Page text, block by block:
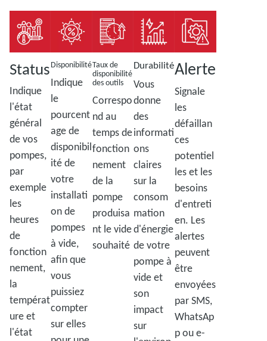
Status
Indique
l'état
général
de vos
pompes,
par
exemple
les
heures
de
fonction
nement,
la
températ
ure et
l'état
Disponibilité
Indique
le
pourcent
age de
disponibil
ité de
votre
installati
on de
pompes
à vide,
afin que
vous
puissiez
compter
sur elles
Taux de
disponibilité
des outils
Correspo
nd au
temps de
fonction
nement
de la
pompe
produisa
nt le vide
souhaité
Durabilité
Vous
donne
des
informati
ons
claires
sur la
consom
mation
d'énergie
de votre
pompe à
vide et
son
impact
sur
Alerte
Signale
les
défaillan
ces
potentiel
les et les
besoins
d'entreti
en. Les
alertes
peuvent
être
envoyées
par SMS,
WhatsAp
p ou e-